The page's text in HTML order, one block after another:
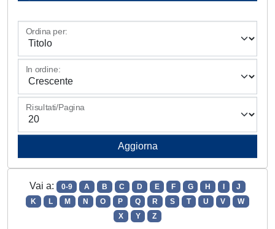
Ordina per:
In ordine:
Risultati/Pagina
Vai a: 0-9 A B C D E F G H
J
K
L M N O P Q R S T U V
W
X
Y Z